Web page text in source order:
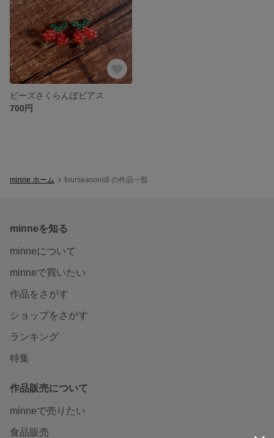
ビーズさくらんぼピアス
700円
minne ホーム fourseasons8 の作品一覧
minneを知る
minneについて
minneで買いたい
作品をさがす
ショップをさがす
ランキング
特集
作品販売について
minneで売りたい
食品販売